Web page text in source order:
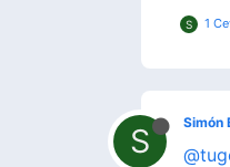
S 1
S Simón